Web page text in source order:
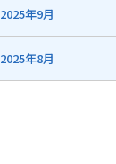
2025年9月
2025年8月